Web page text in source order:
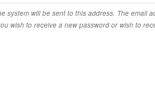
system will be sent to this address. The email
wish to receive a new password or wish to